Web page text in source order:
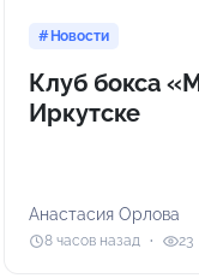
Новости
Клуб бокса
Иркутске
Анастасия Орлова
8 часов назад 23